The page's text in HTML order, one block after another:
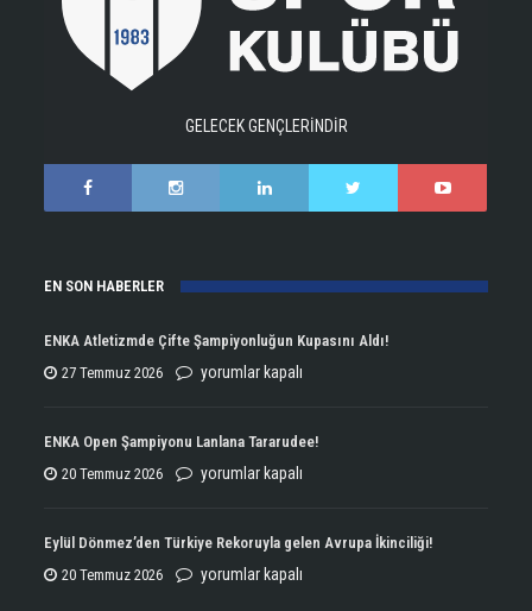
GELECEK GENÇLERİNDİR
EN SON HABERLER
ENKA Atletizmde Çifte Şampiyonluğun Kupasını Aldı!
27 Temmuz 2026
ENKA
Çifte
Şampiyonluğun
yorumlar kapalı
ENKA Open Şampiyonu Lanlana Tararudee!
20 Temmuz 2026
ENKA
Şampiyonu
Lanlana
yorumlar kapalı
Eylül Dönmez’den Türkiye Rekoruyla gelen Avrupa İkinciliği!
20 Temmuz 2026
Eylül
yorumlar kapalı